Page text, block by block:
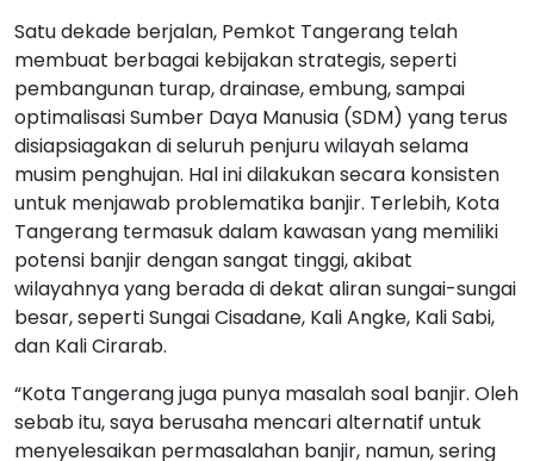
Satu dekade berjalan, Pemkot Tangerang telah
membuat berbagai kebijakan strategis, seperti
pembangunan turap, drainase, embung, sampai
optimalisasi Sumber Daya Manusia (SDM) yang terus
disiapsiagakan di seluruh penjuru wilayah selama
musim penghujan. Hal ini dilakukan secara konsisten
untuk menjawab problematika banjir. Terlebih, Kota
Tangerang termasuk dalam kawasan yang memiliki
potensi banjir dengan sangat tinggi, akibat
wilayahnya yang berada di dekat aliran sungai-sungai
besar, seperti Sungai Cisadane, Kali Angke, Kali Sabi,
dan Kali Cirarab.
“Kota Tangerang juga punya masalah soal banjir. Oleh
sebab itu, saya berusaha mencari alternatif untuk
menyelesaikan permasalahan banjir, namun, sering